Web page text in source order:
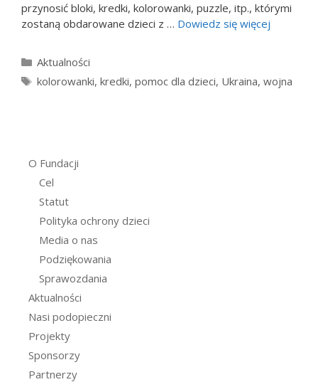
przynosić bloki, kredki, kolorowanki, puzzle, itp., którymi
zostaną obdarowane dzieci z … Dowiedz się więcej
Kategorie
Aktualności
Tagi
kolorowanki, kredki, pomoc dla dzieci, Ukraina, wojna
O Fundacji
Cel
Statut
Polityka ochrony dzieci
Media o nas
Podziękowania
Sprawozdania
Aktualności
Nasi podopieczni
Projekty
Sponsorzy
Partnerzy